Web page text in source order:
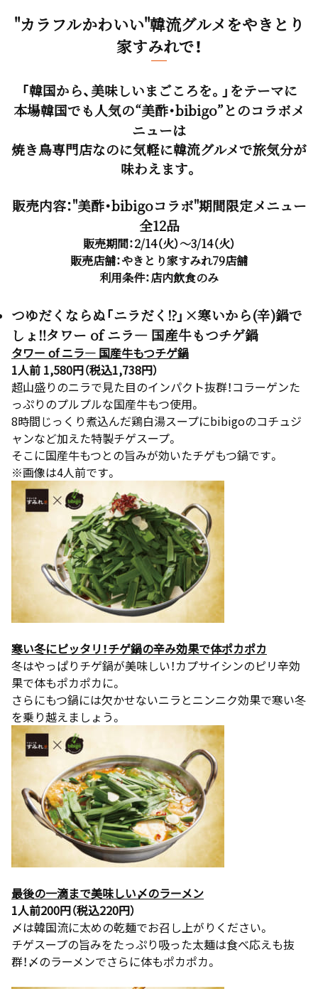
"カラフルかわいい"韓流グルメをやきとり
家すみれで！
「韓国から、美味しいまごころを。」をテーマに
本場韓国でも人気の“美酢・bibigo”とのコラボメ
ニューは
焼き鳥専門店なのに気軽に韓流グルメで旅気分が
味わえます。
販売内容："美酢・bibigoコラボ"期間限定メニュー
全12品
販売期間：2/14（火）～3/14（火）
販売店舗：やきとり家すみれ79店舗
利用条件：店内飲食のみ
つゆだくならぬ「ニラだく⁉」×寒いから(辛)鍋で
しょ‼タワー of ニラ― 国産牛もつチゲ鍋
タワー of ニラ― 国産牛もつチゲ鍋
1人前 1,580円（税込1,738円）
超山盛りのニラで見た目のインパクト抜群！コラーゲンた
っぷりのプルプルな国産牛もつ使用。
8時間じっくり煮込んだ鶏白湯スープにbibigoのコチュジ
ャンなど加えた特製チゲスープ。
そこに国産牛もつとの旨みが効いたチゲもつ鍋です。
※画像は4人前です。
寒い冬にピッタリ！チゲ鍋の辛み効果で体ポカポカ
冬はやっぱりチゲ鍋が美味しい！カプサイシンのピリ辛効
果で体もポカポカに。
さらにもつ鍋には欠かせないニラとニンニク効果で寒い冬
を乗り越えましょう。
最後の一滴まで美味しい〆のラーメン
1人前200円（税込220円）
〆は韓国流に太めの乾麺でお召し上がりください。
チゲスープの旨みをたっぷり吸った太麺は食べ応えも抜
群！〆のラーメンでさらに体もポカポカ。